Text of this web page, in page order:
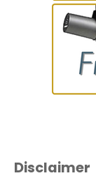
Disclaimer